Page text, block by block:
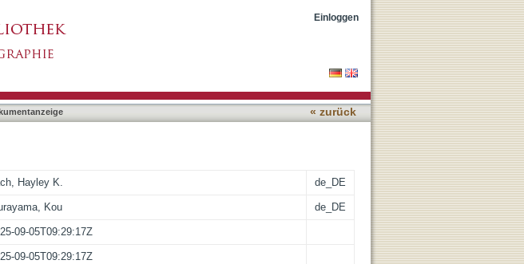
registered report of doctoral students'
Einloggen
« zurück
Hayley K. de_DE
Kou de_DE
09-05T09:29:17Z
09-05T09:29:17Z